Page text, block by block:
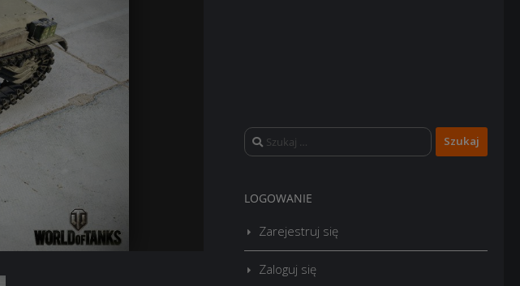
Szukaj:
LOGOWANIE
Zarejestruj się
Zaloguj się